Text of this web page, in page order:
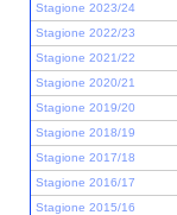
Stagione 2023/24
Stagione 2022/23
Stagione 2021/22
Stagione 2020/21
Stagione 2019/20
Stagione 2018/19
Stagione 2017/18
Stagione 2016/17
Stagione 2015/16